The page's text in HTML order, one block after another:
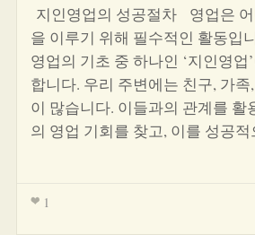
지인영업의 성공절차 영업은
을 이루기 위해 필수적인 활동입
영업의 기초 중 하나인 ‘지인영업
합니다. 우리 주변에는 친구, 가
이 많습니다. 이들과의 관계를 활
의 영업 기회를 찾고, 이를 성공
1